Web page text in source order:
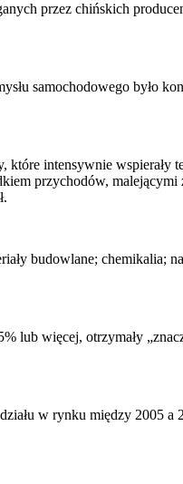
przez chińskich
samochodowego było
intensywnie
przychodów,
budowlane; chemikalia;
lub więcej, otrzymały
w rynku między 2005